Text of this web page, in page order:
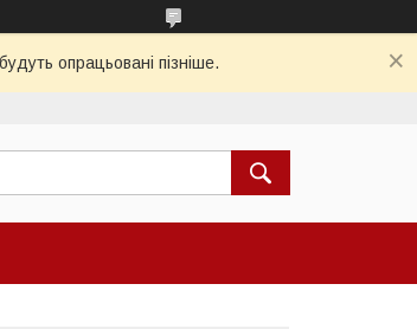
опрацьовані пізніше.